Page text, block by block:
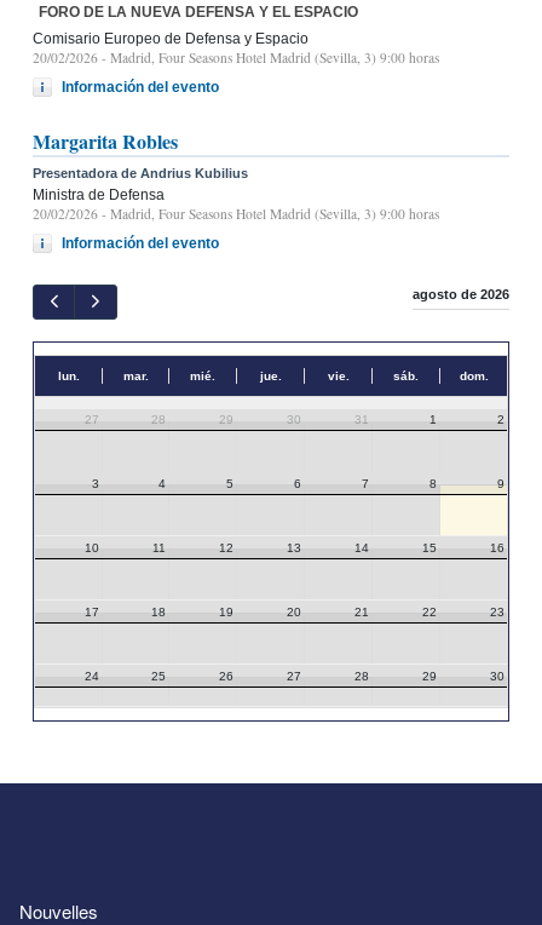
FORO DE LA NUEVA DEFENSA Y EL ESPACIO
Comisario Europeo de Defensa y Espacio
20/02/2026 - Madrid, Four Seasons Hotel Madrid (Sevilla, 3) 9:00 horas
Información del evento
Margarita Robles
Presentadora de Andrius Kubilius
Ministra de Defensa
20/02/2026 - Madrid, Four Seasons Hotel Madrid (Sevilla, 3) 9:00 horas
Información del evento
agosto de 2026
lun. mar. mié. jue. vie. sáb. dom.
27 28 29 30 31 1 2
3 4 5 6 7 8 9
10 11 12 13 14 15 16
17 18 19 20 21 22 23
24 25 26 27 28 29 30
Nouvelles